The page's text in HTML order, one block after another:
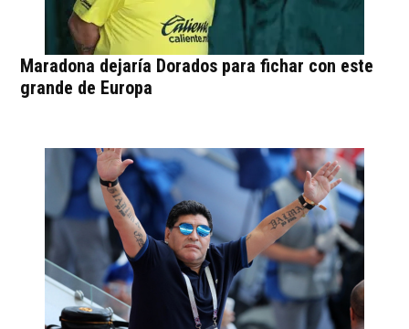
Maradona dejaría Dorados para fichar con este
grande de Europa